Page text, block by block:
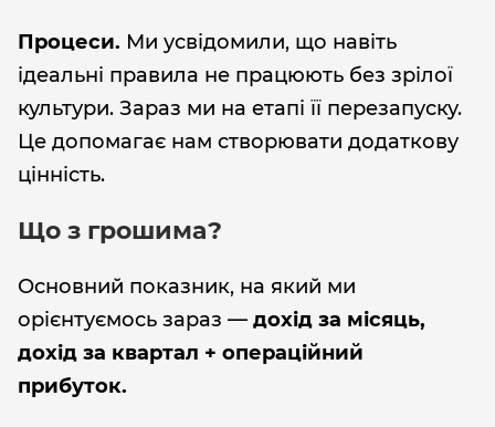
Процеси. Ми усвідомили, що навіть
ідеальні правила не працюють без зрілої
культури. Зараз ми на етапі її перезапуску.
Це допомагає нам створювати додаткову
цінність.
Що з грошима?
Основний показник, на який ми
орієнтуємось зараз — дохід за місяць,
дохід за квартал + операційний
прибуток.